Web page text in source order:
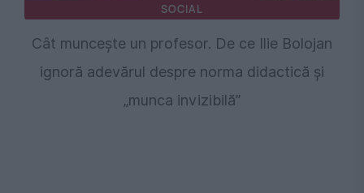
SOCIAL
Cât muncește un profesor. De ce Ilie Bolojan
ignoră adevărul despre norma didactică și
„munca invizibilă”